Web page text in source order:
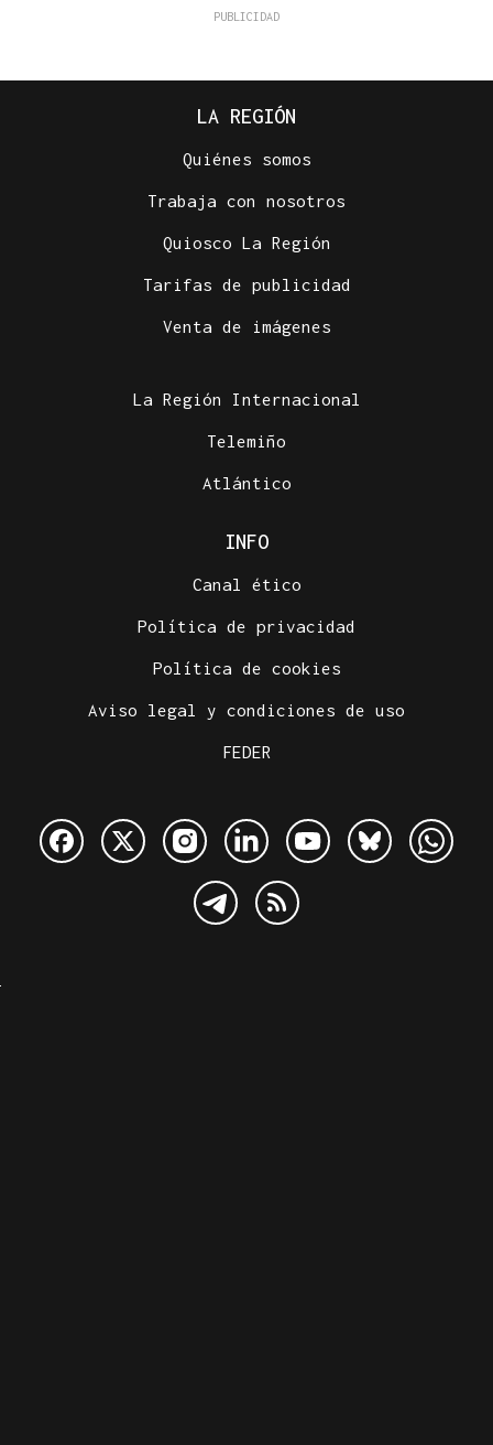
LA REGIÓN
Quiénes somos
Trabaja con nosotros
Quiosco La Región
Tarifas de publicidad
Venta de imágenes
La Región Internacional
Telemiño
Atlántico
INFO
Canal ético
Política de privacidad
Política de cookies
Aviso legal y condiciones de uso
FEDER